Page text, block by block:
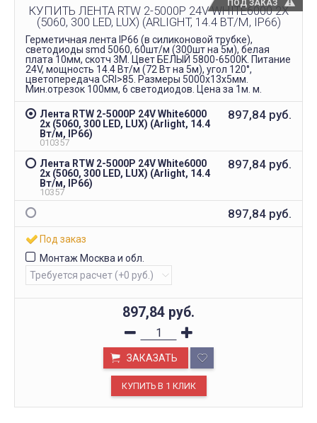
ПОД ЗАКАЗ
КУПИТЬ ЛЕНТА RTW 2-5000P 24V WHITE6000 2X
(5060, 300 LED, LUX) (ARLIGHT, 14.4 ВТ/М, IP66)
Герметичная лента IP66 (в силиконовой трубке),
светодиоды smd 5060, 60шт/м (300шт на 5м), белая
плата 10мм, скотч 3М. Цвет БЕЛЫЙ 5800-6500K. Питание
24V, мощность 14.4 Вт/м (72 Вт на 5м), угол 120°,
цветопередача CRI>85. Размеры 5000х13x5мм.
Мин.отрезок 100мм, 6 светодиодов. Цена за 1м. м.
Лента RTW 2-5000P 24V White6000
2x (5060, 300 LED, LUX) (Arlight, 14.4
Вт/м, IP66)
010357
897,84 руб.
Лента RTW 2-5000P 24V White6000
2x (5060, 300 LED, LUX) (Arlight, 14.4
Вт/м, IP66)
10357
897,84 руб.
897,84 руб.
Под заказ
Монтаж Москва и обл.
897,84 руб.
ЗАКАЗАТЬ